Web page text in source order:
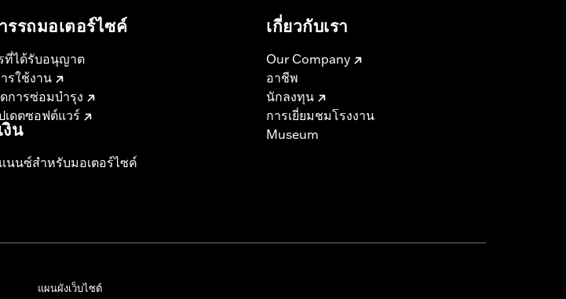
รรถมอเตอร์ไซค์​
ที่ได้รับอนุญาต
รใช้งาน
การซ่อมบำรุง
เดตซอฟต์แวร์
งิน
นนซ์สำหรับมอเตอร์ไซค์
เกี่ยวกับเรา
Our Company
อาชีพ
นักลงทุน
การเยี่ยมชมโรงงาน
Museum
แผนผังเว็บไซต์